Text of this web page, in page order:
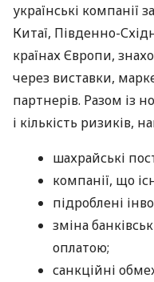
українські компанії
Китаї, Південно-
країнах Європи,
через виставки,
партнерів. Разом із
і кількість ризиків,
шахрайські
компанії, що
підроблені
зміна
оплатою;
санкційні